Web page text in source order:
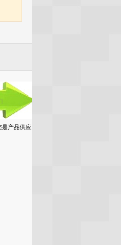
是产品供应